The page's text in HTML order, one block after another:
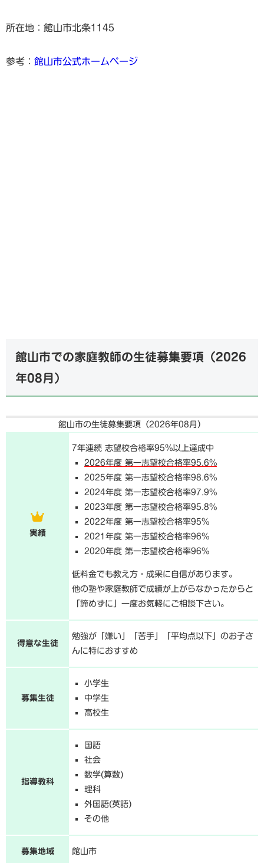
所在地：館山市北条1145
参考： 館山市公式ホームページ
館山市での家庭教師の生徒募集要項（2026
年08月 ）
館山市の生徒募集要項（2026年08月 ）
実績
7年連続 志望校合格率95%以上達成中
2026年度 第一志望校合格率95.6%
2025年度 第一志望校合格率98.6%
2024年度 第一志望校合格率97.9%
2023年度 第一志望校合格率95.8%
2022年度 第一志望校合格率95%
2021年度 第一志望校合格率96%
2020年度 第一志望校合格率96%
低料金でも教え方・成果に自信があります。
他の塾や家庭教師で成績が上がらなかったからと
「諦めずに」一度お気軽にご相談下さい。
得意な生徒
勉強が「嫌い」「苦手」「平均点以下」のお子さ
んに特におすすめ
募集生徒
小学生
中学生
高校生
指導教科
国語
社会
数学(算数)
理科
外国語(英語)
その他
募集地域 館山市